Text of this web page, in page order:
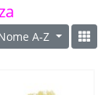
A-Z